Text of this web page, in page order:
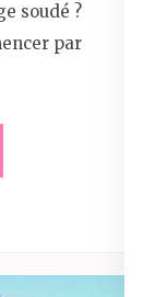
soudé ?
par